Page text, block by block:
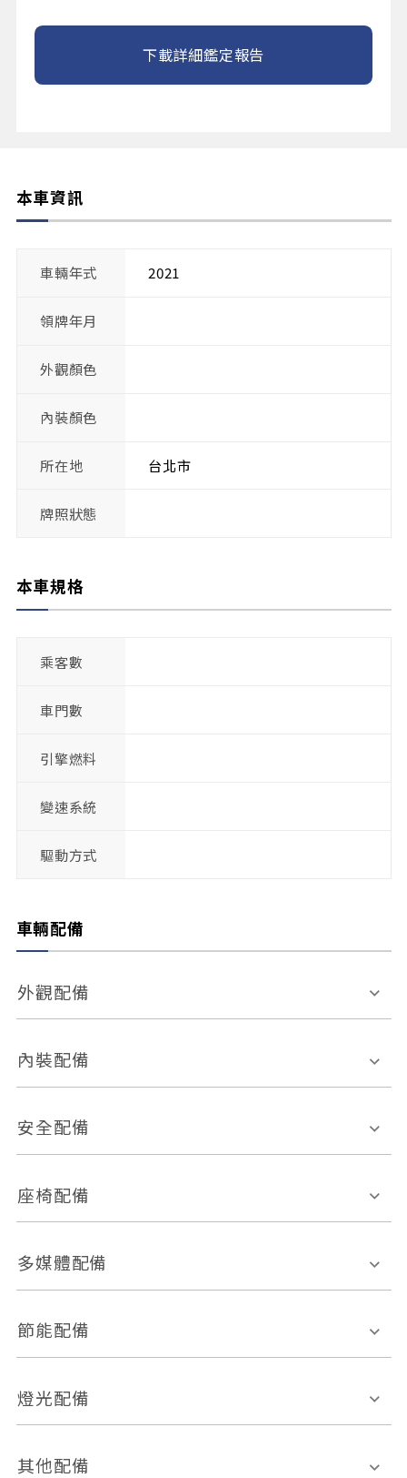
下載詳細鑑定報告
本車資訊
車輛年式 2021
領牌年月
外觀顏色
內裝顏色
所在地 台北市
牌照狀態
本車規格
乘客數
車門數
引擎燃料
變速系統
驅動方式
車輛配備
外觀配備
電動天窗
後視鏡方向指示燈
內裝配備
多功能方向盤
恆溫空調
安全配備
前座正面氣囊
ABS防鎖死
車道偏離警示
自動停車系統 盲點偵測系統
倒車雷達
座椅配備
皮椅
多媒體配備
外部音源接入
節能配備
引擎啟閉系統
燈光配備
感應頭燈
其他配備